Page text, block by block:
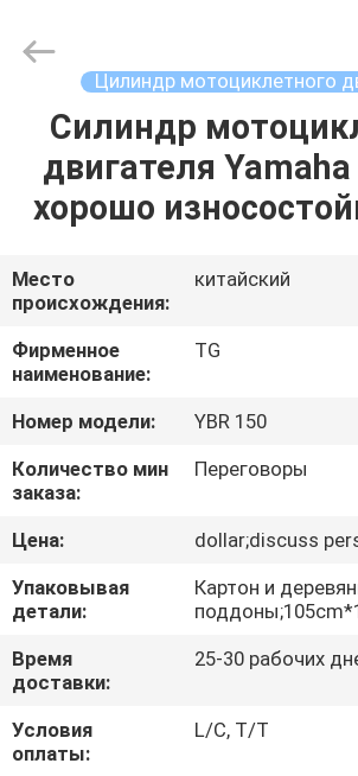
ДОМ
ПРОДУКТЫ
О
НАС
ПУТЕШЕСТВИЕ
ФАБРИКИ
ПРОВЕРКА
КАЧЕСТВА
СВЯЖИТЕСЬ
МЫ
НОВОСТИ
Rights
Цилиндр мотоциклетного
Силиндр
двигателя Yamaha
хорошо
Место
происхождения:
китайский
Фирменное
наименование:
TG
Номер модели:
YBR 150
Количество мин
заказа:
Переговоры
Цена:
dollar;discuss
Упаковывая
детали:
Картон и
Время
доставки:
25-30 рабочих
Условия
оплаты:
L/C, T/T